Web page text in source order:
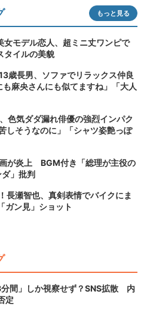
もっと見る
女モデル恋人、超ミニ丈ワンピで
イルの美貌
歳長男、ソファでリラックス仲良
麻央さんにも似てますね」「大人
色気ダダ漏れ俳優の強烈インパク
しそうなのに」「シャツ姿艶っぽ
が炎上 BGM付き「総理が主役の
」批判
長瀬智也、真剣表情でバイクにま
ガン見」ショット
間」しか視察せず？SNS拡散 内
定